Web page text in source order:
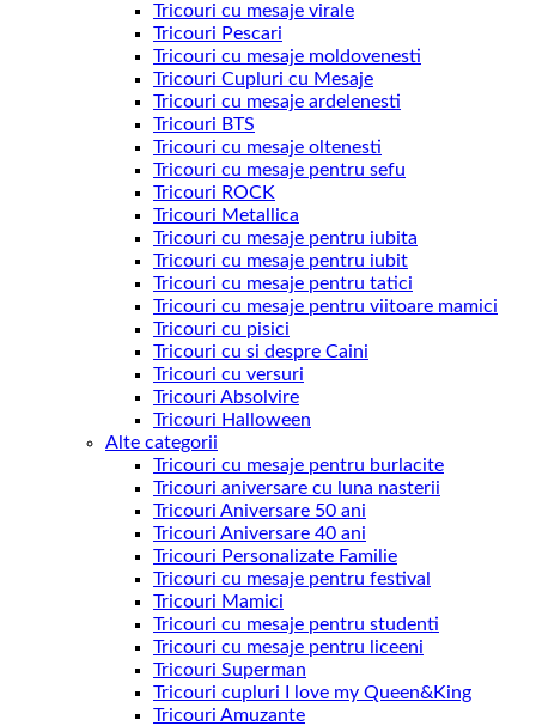
Tricouri cu mesaje virale
Tricouri Pescari
Tricouri cu mesaje moldovenesti
Tricouri Cupluri cu Mesaje
Tricouri cu mesaje ardelenesti
Tricouri BTS
Tricouri cu mesaje oltenesti
Tricouri cu mesaje pentru sefu
Tricouri ROCK
Tricouri Metallica
Tricouri cu mesaje pentru iubita
Tricouri cu mesaje pentru iubit
Tricouri cu mesaje pentru tatici
Tricouri cu mesaje pentru viitoare mamici
Tricouri cu pisici
Tricouri cu si despre Caini
Tricouri cu versuri
Tricouri Absolvire
Tricouri Halloween
Alte categorii
Tricouri cu mesaje pentru burlacite
Tricouri aniversare cu luna nasterii
Tricouri Aniversare 50 ani
Tricouri Aniversare 40 ani
Tricouri Personalizate Familie
Tricouri cu mesaje pentru festival
Tricouri Mamici
Tricouri cu mesaje pentru studenti
Tricouri cu mesaje pentru liceeni
Tricouri Superman
Tricouri cupluri I love my Queen&King
Tricouri Amuzante